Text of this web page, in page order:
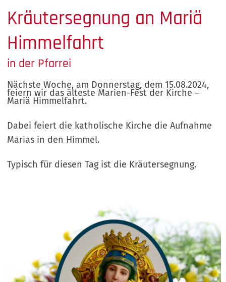
Kräutersegnung an Mariä
Himmelfahrt
in der Pfarrei
Nächste Woche, am Donnerstag, dem 15.08.2024,
feiern wir das älteste Marien-Fest der Kirche –
Mariä Himmelfahrt.
Dabei feiert die katholische Kirche die Aufnahme
Marias in den Himmel.
Typisch für diesen Tag ist die Kräutersegnung.